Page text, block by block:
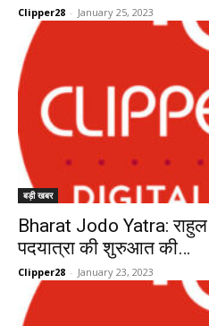
Clipper28 - January 25, 2023
बड़ी खबर
Bharat Jodo Yatra:
पदयात्रा की शुरुआत की…
Clipper28 - January 23, 2023